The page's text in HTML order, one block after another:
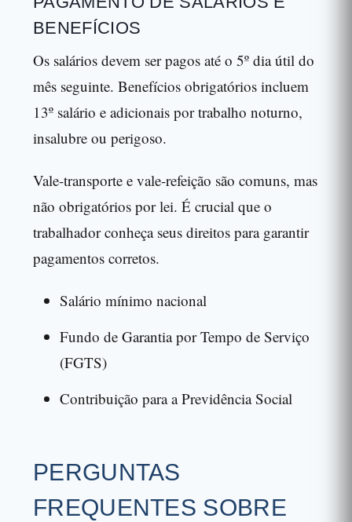
BENEFÍCIOS
Os salários devem ser pagos até o 5º dia útil do
mês seguinte. Benefícios obrigatórios incluem
13º salário e adicionais por trabalho noturno,
insalubre ou perigoso.
Vale-transporte e vale-refeição são comuns, mas
não obrigatórios por lei. É crucial que o
trabalhador conheça seus direitos para garantir
pagamentos corretos.
Salário mínimo nacional
Fundo de Garantia por Tempo de Serviço
(FGTS)
Contribuição para a Previdência Social
PERGUNTAS
FREQUENTES SOBRE